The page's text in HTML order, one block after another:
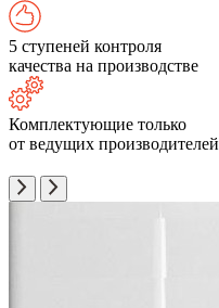
5 ступеней контроля
качества на производстве
Комплектующие только
от ведущих производителей